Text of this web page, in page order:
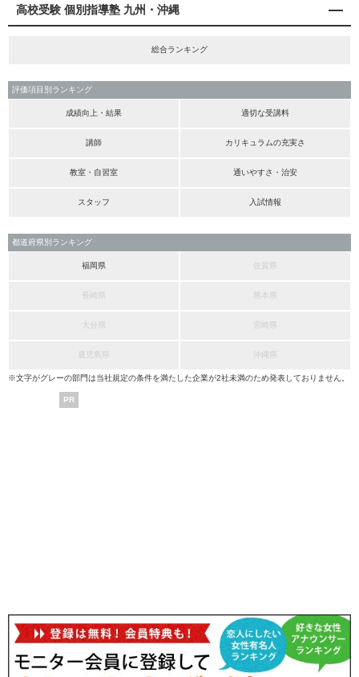
高校受験 個別指導塾 九州・沖縄
総合ランキング
評価項目別ランキング
成績向上・結果 適切な受講料
講師 カリキュラムの充実さ
教室・自習室 通いやすさ・治安
スタッフ 入試情報
都道府県別ランキング
福岡県 佐賀県
長崎県 熊本県
大分県 宮崎県
鹿児島県 沖縄県
※文字がグレーの部門は当社規定の条件を満たした企業が2社未満のため発表しておりません。
PR